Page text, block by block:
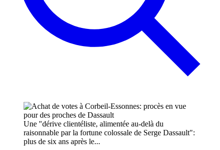
Une "dérive clientéliste, alimentée au-delà du
raisonnable par la fortune colossale de Serge Dassault":
plus de six ans après le...